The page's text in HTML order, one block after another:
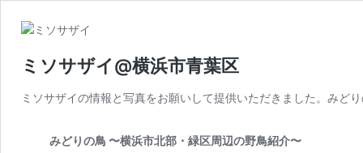
ミソサザイ@横浜市青葉区
ミソサザイの情報と写真をお願いして提供いただきました。みど
みどりの鳥 〜横浜市北部・緑区周辺の野鳥紹介〜